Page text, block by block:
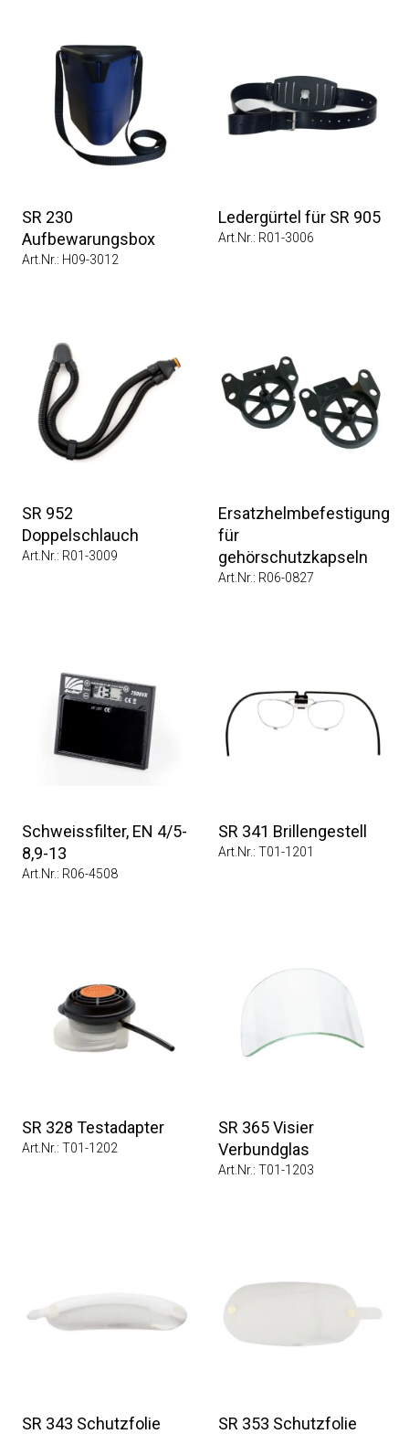
SR 230
Aufbewarungsbox
Art.Nr.: H09-3012
Ledergürtel für SR 905
Art.Nr.: R01-3006
SR 952
Doppelschlauch
Art.Nr.: R01-3009
Ersatzhelmbefestigung
für
gehörschutzkapseln
Art.Nr.: R06-0827
Schweissfilter, EN 4/5-
8,9-13
Art.Nr.: R06-4508
SR 341 Brillengestell
Art.Nr.: T01-1201
SR 328 Testadapter
Art.Nr.: T01-1202
SR 365 Visier
Verbundglas
Art.Nr.: T01-1203
SR 343 Schutzfolie SR 353 Schutzfolie